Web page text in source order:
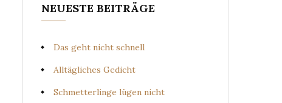
NEUESTE BEITRÄGE
Das geht nicht schnell
Alltägliches Gedicht
Schmetterlinge lügen nicht